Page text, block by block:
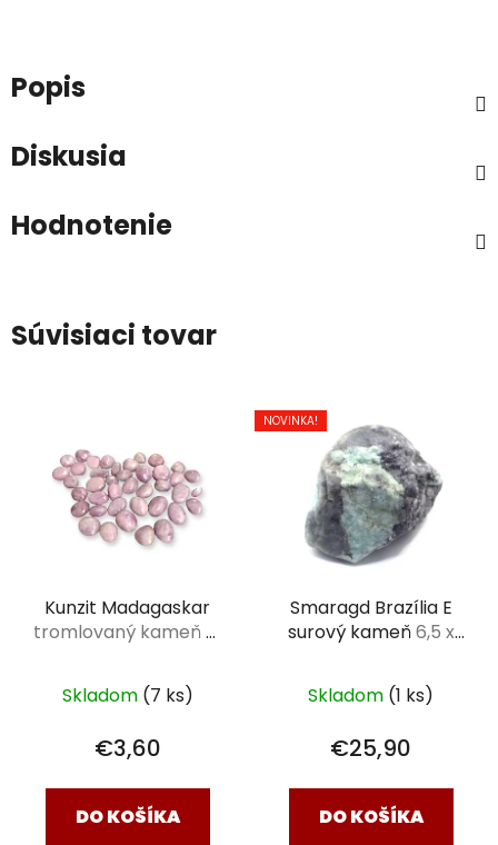
Popis
Diskusia
Hodnotenie
Súvisiaci tovar
Kunzit Madagaskar
tromlovaný kameň M
Skladom (7 ks)
€3,60
DO KOŠÍKA
NOVINKA!
Smaragd Brazília E
surový kameň6,5 x
Skladom (1 ks)
€25,90
DO KOŠÍKA